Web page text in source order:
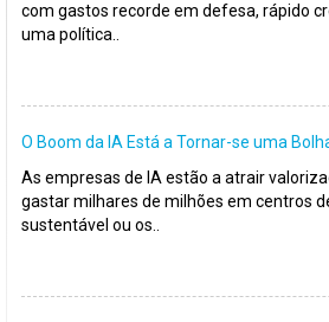
com gastos recorde em defesa, rápido
uma política..
O Boom da IA Está a Tornar-se uma
As empresas de IA estão a atrair
gastar milhares de milhões em centros
sustentável ou os..